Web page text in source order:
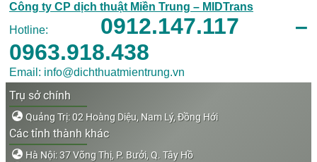
Công ty CP dịch thuật Miền Trung – MIDTrans
Hotline: 0912.147.117 –
0963.918.438
Email: info@dichthuatmientrung.vn
Trụ sở chính
Quảng Trị: 02 Hoàng Diệu, Nam Lý, Đồng Hới
Các tỉnh thành khác
Hà Nội: 37 Võng Thị, P. Bưởi, Q. Tây Hồ